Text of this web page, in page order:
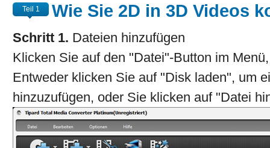
Teil 1 Wie Sie 2D in 3D Videos
Schritt 1. Dateien hinzufügen
Klicken Sie auf den "Datei"-Button im
Entweder klicken Sie auf "Disk laden", um
hinzuzufügen, oder Sie klicken auf "Datei